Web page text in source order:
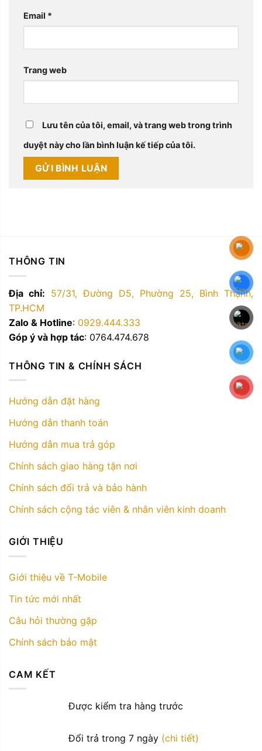
Email *
Trang web
Lưu tên của tôi, email, và trang web trong trình
duyệt này cho lần bình luận kế tiếp của tôi.
THÔNG TIN
Địa chỉ: 57/31, Đường D5, Phường 25, Bình Thạnh,
TP.HCM
Zalo & Hotline: 0929.444.333
Góp ý và hợp tác: 0764.474.678
THÔNG TIN & CHÍNH SÁCH
Hướng dẫn đặt hàng
Hướng dẫn thanh toán
Hướng dẫn mua trả góp
Chính sách giao hàng tận nơi
Chính sách đổi trả và bảo hành
Chính sách cộng tác viên & nhân viên kinh doanh
GIỚI THIỆU
Giới thiệu về T-Mobile
Tin tức mới nhất
Câu hỏi thường gặp
Chính sách bảo mật
CAM KẾT
Được kiểm tra hàng trước
Đổi trả trong 7 ngày (chi tiết)